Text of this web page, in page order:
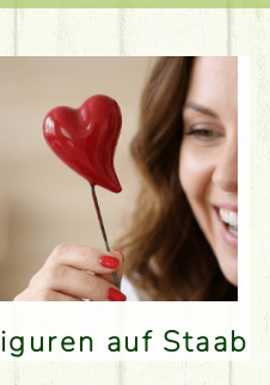
Figuren auf Staab